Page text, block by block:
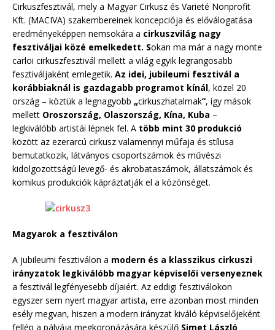
Cirkuszfesztivál, mely a Magyar Cirkusz és Varieté Nonprofit
Kft. (MACIVA) szakembereinek koncepciója és előválogatása
eredményeképpen nemsokára a cirkuszvilág nagy
fesztiváljai közé emelkedett. Sokan ma már a nagy monte
carloi cirkuszfesztivál mellett a világ egyik legrangosabb
fesztiváljaként emlegetik. Az idei, jubileumi fesztivál a
korábbiaknál is gazdagabb programot kínál, közel 20
ország – köztük a legnagyobb „cirkuszhatalmak”, így mások
mellett Oroszország, Olaszország, Kína, Kuba –
legkiválóbb artistái lépnek fel. A több mint 30 produkció
között az ezerarcú cirkusz valamennyi műfaja és stílusa
bemutatkozik, látványos csoportszámok és művészi
kidolgozottságú levegő- és akrobataszámok, állatszámok és
komikus produkciók kápráztatják el a közönséget.
Magyarok a fesztiválon
A jubileumi fesztiválon a modern és a klasszikus cirkuszi
irányzatok legkiválóbb magyar képviselői versenyeznek
a fesztivál legfényesebb díjaiért. Az eddigi fesztiválokon
egyszer sem nyert magyar artista, erre azonban most minden
esély megvan, hiszen a modern irányzat kiváló képviselőjeként
fellép a pályája megkoronázására készülő Simet László